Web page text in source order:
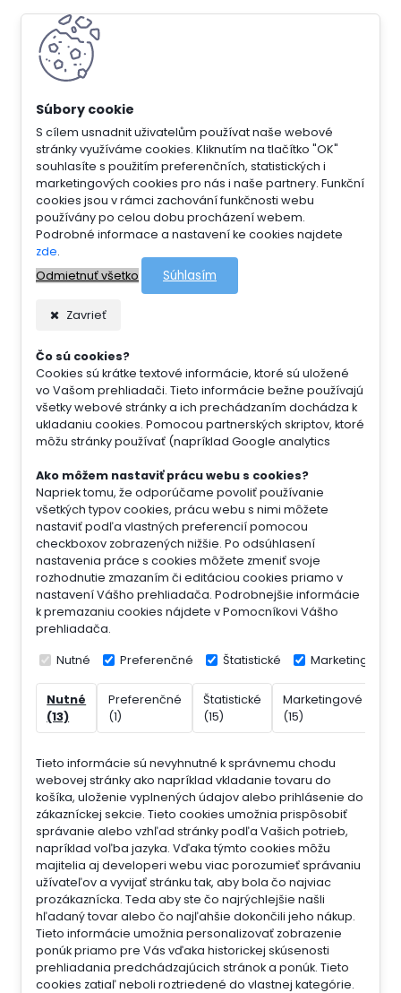
S cílem usnadnit uživatelům používat naše webové
stránky využíváme cookies. Kliknutím na tlačítko "OK"
souhlasíte s použitím preferenčních, statistických i
marketingových cookies pro nás i naše partnery. Funkční
cookies jsou v rámci zachování funkčnosti webu
používány po celou dobu procházení webem.
Podrobné informace a nastavení ke cookies najdete
zde.
Odmietnuť všetko
Súhlasím
Zavrieť
Čo sú cookies?
Cookies sú krátke textové informácie, ktoré sú uložené
vo Vašom prehliadači. Tieto informácie bežne používajú
všetky webové stránky a ich prechádzaním dochádza k
ukladaniu cookies. Pomocou partnerských skriptov, ktoré
môžu stránky používať (napríklad Google analytics
Ako môžem nastaviť prácu webu s cookies?
Napriek tomu, že odporúčame povoliť používanie
všetkých typov cookies, prácu webu s nimi môžete
nastaviť podľa vlastných preferencií pomocou
checkboxov zobrazených nižšie. Po odsúhlasení
nastavenia práce s cookies môžete zmeniť svoje
rozhodnutie zmazaním či editáciou cookies priamo v
nastavení Vášho prehliadača. Podrobnejšie informácie
k premazaniu cookies nájdete v Pomocníkovi Vášho
prehliadača.
Nutné Preferenčné Štatistické Marketingové
Nutné
(13)
Preferenčné
(1)
Štatistické
(15)
Marketingové
(15)
Tieto informácie sú nevyhnutné k správnemu chodu
webovej stránky ako napríklad vkladanie tovaru do
košíka, uloženie vyplnených údajov alebo prihlásenie do
zákazníckej sekcie. Tieto cookies umožnia prispôsobiť
správanie alebo vzhľad stránky podľa Vašich potrieb,
napríklad voľba jazyka. Vďaka týmto cookies môžu
majitelia aj developeri webu viac porozumieť správaniu
užívateľov a vyvijať stránku tak, aby bola čo najviac
prozákaznícka. Teda aby ste čo najrýchlejšie našli
hľadaný tovar alebo čo najľahšie dokončili jeho nákup.
Tieto informácie umožnia personalizovať zobrazenie
ponúk priamo pre Vás vďaka historickej skúsenosti
prehliadania predchádzajúcich stránok a ponúk. Tieto
cookies zatiaľ neboli roztriedené do vlastnej kategórie.